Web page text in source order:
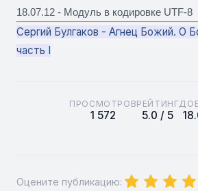
18.07.12 - Модуль в кодировке UTF-8
Сергий Булгаков - Агнец Божий. О
часть I
ПРОСМОТРОВ
1 572
РЕЙТИНГ
5.0 / 5
Оцените публикацию: